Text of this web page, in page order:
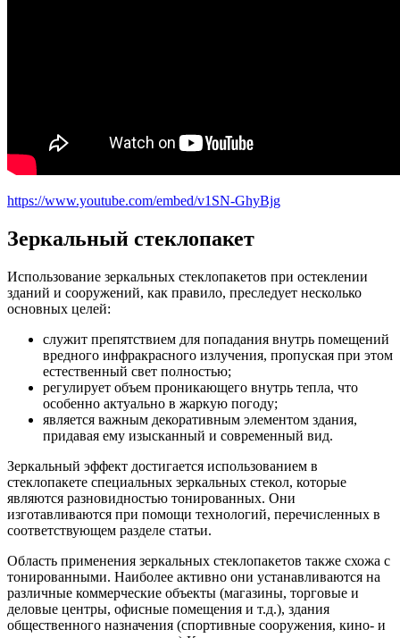
https://www.youtube.com/embed/v1SN-GhyBjg
Зеркальный стеклопакет
Использование зеркальных стеклопакетов при остеклении
зданий и сооружений, как правило, преследует несколько
основных целей:
служит препятствием для попадания внутрь помещений
вредного инфракрасного излучения, пропуская при этом
естественный свет полностью;
регулирует объем проникающего внутрь тепла, что
особенно актуально в жаркую погоду;
является важным декоративным элементом здания,
придавая ему изысканный и современный вид.
Зеркальный эффект достигается использованием в
стеклопакете специальных зеркальных стекол, которые
являются разновидностью тонированных. Они
изготавливаются при помощи технологий, перечисленных в
соответствующем разделе статьи.
Область применения зеркальных стеклопакетов также схожа с
тонированными. Наиболее активно они устанавливаются на
различные коммерческие объекты (магазины, торговые и
деловые центры, офисные помещения и т.д.), здания
общественного назначения (спортивные сооружения, кино- и